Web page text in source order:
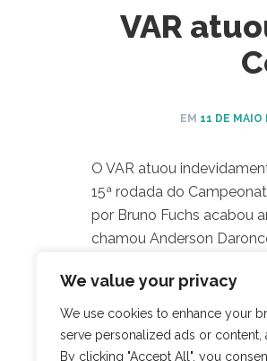
We value your privacy
We use cookies to enhance your
serve personalized ads or content,
By clicking "Accept All", you
VAR
EM 11 DE MAIO
O VAR atuou
15ª rodada do
por Bruno Fuchs acabou
chamou Anderson
Veja análise detalhada
admin